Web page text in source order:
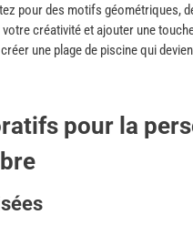
pour des motifs géométriques,
créativité et ajouter une
une plage de piscine qui
pour la